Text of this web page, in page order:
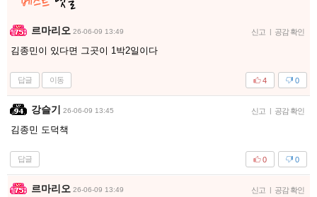
르마리오 26-06-09 13:49 신고 | 공감 확인
김종민이 있다면 그곳이 1박2일이다
답글 이동 0
4
강슬기 26-06-09 13:45 신고 | 공감 확인
김종민 도덕책
답글 0
0
르마리오 26-06-09 13:49 신고 | 공감 확인